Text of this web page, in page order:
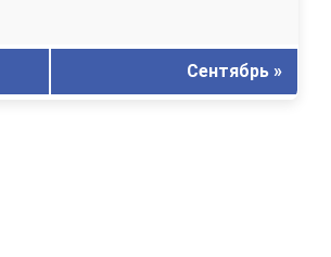
Сентябрь »